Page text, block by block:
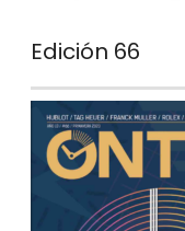
Edición 66